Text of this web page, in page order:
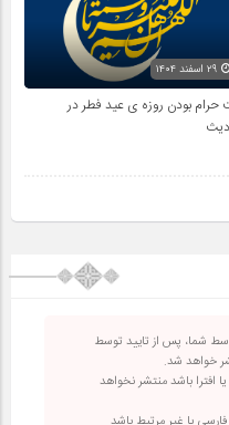
حرام بودن روزه ی عید فطر در
شما، پس از تایید توسط
خواهد شد.
افترا باشد منتشر نخواهد